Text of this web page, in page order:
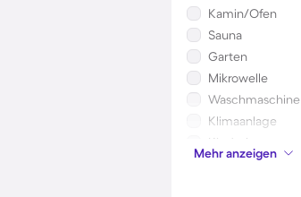
Kamin/Ofen
Sauna
Garten
Mikrowelle
Waschmaschine
Klimaanlage
Kinderbett
Whirlpool
Mehr anzeigen